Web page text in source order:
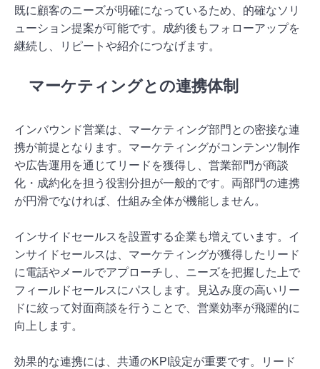
既に顧客のニーズが明確になっているため、的確なソリ
ューション提案が可能です。成約後もフォローアップを
継続し、リピートや紹介につなげます。
マーケティングとの連携体制
インバウンド営業は、マーケティング部門との密接な連
携が前提となります。マーケティングがコンテンツ制作
や広告運用を通じてリードを獲得し、営業部門が商談
化・成約化を担う役割分担が一般的です。両部門の連携
が円滑でなければ、仕組み全体が機能しません。
インサイドセールスを設置する企業も増えています。イ
ンサイドセールスは、マーケティングが獲得したリード
に電話やメールでアプローチし、ニーズを把握した上で
フィールドセールスにパスします。見込み度の高いリー
ドに絞って対面商談を行うことで、営業効率が飛躍的に
向上します。
効果的な連携には、共通のKPI設定が重要です。リード